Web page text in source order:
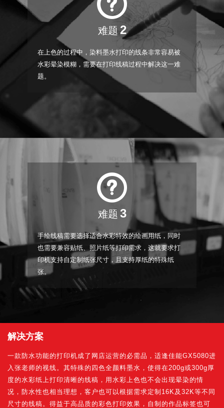
难题 2
在上色的过程中，染料墨水打印的线条非常容易被
水彩晕染模糊，需要在打印线稿过程中解决这一难
题。
难题 3
手绘线稿需要选择适合水彩特效的绘画用纸，同时
也需要兼容贴纸、照片纸等打印需求，这就要求打
印机支持自定制纸张尺寸，且支持厚纸的特殊纸
张。
解决方案
一款防水功能的打印机成了网店运营的必需品，适逢佳能GX5080进
入张老师的视线。其特殊的四色全颜料墨水，使得在200g或300g厚
度的水彩纸上打印清晰的线稿，用水彩上色也不会出现晕染的情
况，防水性也相当理想，客户也可以根据需求定制16K及32K等不同
尺寸的线稿。得益于高品质的彩色打印效果，自制的作品标签也可